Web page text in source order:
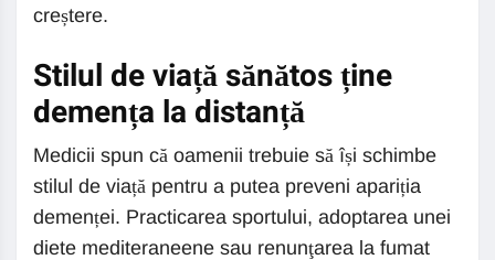
creștere.
Stilul de viață sănătos ține
demența la distanță
Medicii spun că oamenii trebuie să își schimbe
stilul de viață pentru a putea preveni apariția
demenței. Practicarea sportului, adoptarea unei
diete mediteraneene sau renunţarea la fumat